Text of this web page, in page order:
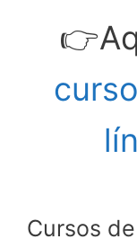
Cursos